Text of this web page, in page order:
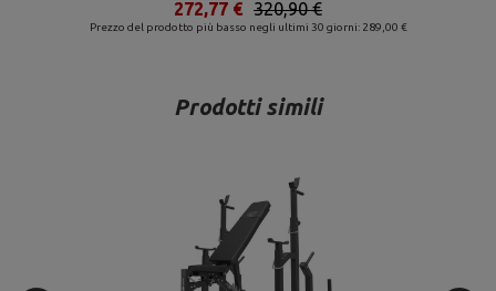
Prezzo del prodotto più basso negli ultimi 30 giorni: 289,00 €
320,90 €
272,77 €
Prodotti simili